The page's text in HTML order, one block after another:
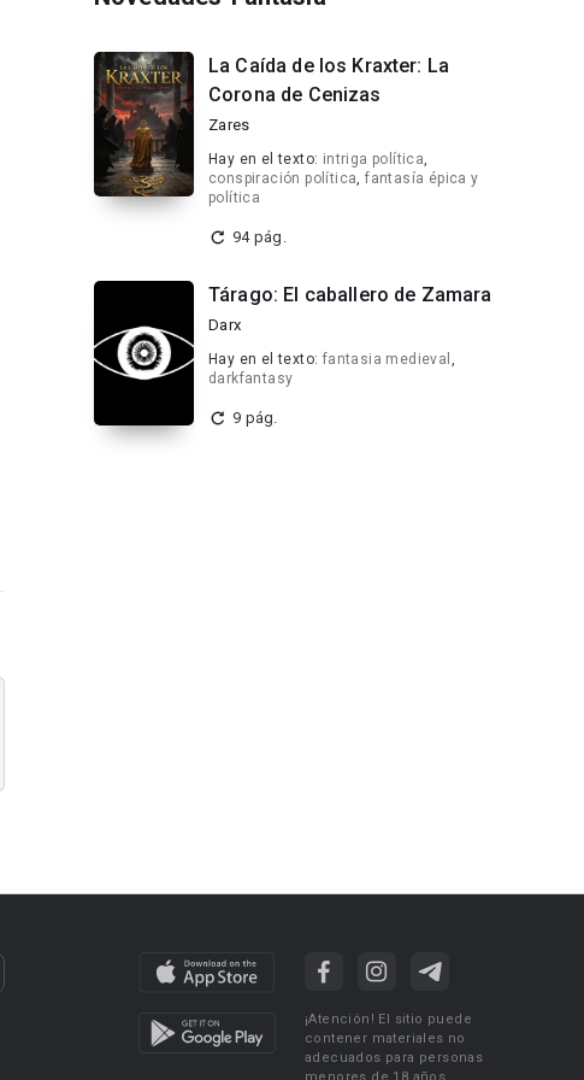
La Caída de los Kraxter: La
Corona de Cenizas
Zares
Hay en el texto: intriga política,
conspiración política,fantasía épica y
política
94 pág.
Tárago: El caballero de Zamara
Darx
Hay en el texto: fantasia medieval ,
darkfantasy
9 pág.
¡Atención! El sitio puede
contener materiales no
adecuados para personas